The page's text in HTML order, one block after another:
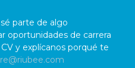
parte de algo
oportunidades de carrera
y explícanos porqué te